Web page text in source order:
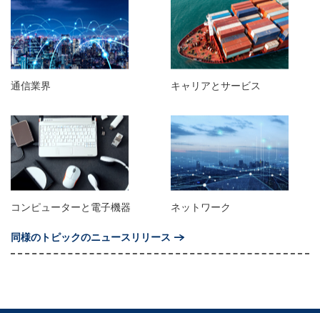
通信業界 キャリアとサービス
コンピューターと電子機器 ネットワーク
同様のトピックのニュースリリース